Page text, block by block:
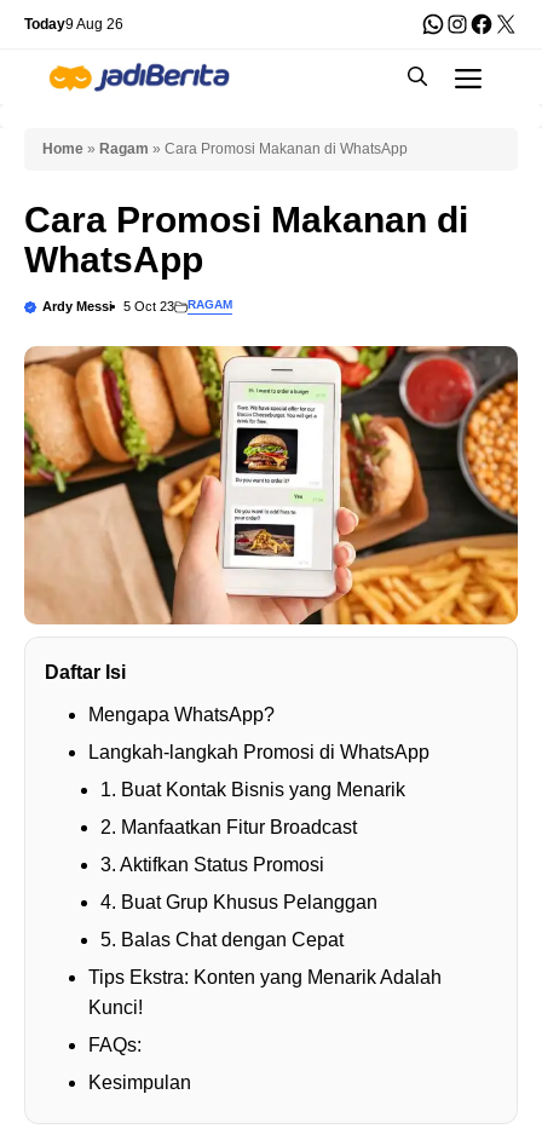
Skip
content
Today9 Aug 26 WhatsApp
X
Home » Ragam » Cara Promosi Makanan di WhatsApp
Cara Promosi Makanan di
WhatsApp
Ardy Messi 5 Oct 23 RAGAM
Daftar Isi
Mengapa WhatsApp?
Langkah-langkah Promosi di WhatsApp
1. Buat Kontak Bisnis yang Menarik
2. Manfaatkan Fitur Broadcast
3. Aktifkan Status Promosi
4. Buat Grup Khusus Pelanggan
5. Balas Chat dengan Cepat
Tips Ekstra: Konten yang Menarik Adalah
Kunci!
FAQs:
Kesimpulan